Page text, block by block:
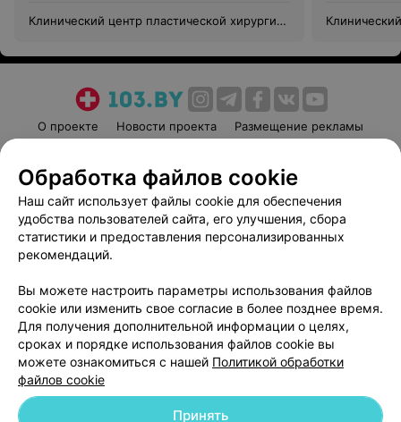
Клинический центр пластической хирургии
О проекте Новости проекта
Размещение рекламы
Пользовательское соглашение
Способы оплаты
Вакансии
Партнеры
Написать руководителю 103.by
Обработка персональных данных
Обработка файлов cookie
Наш сайт использует файлы cookie для обеспечения
удобства пользователей сайта, его улучшения, сбора
статистики и предоставления персонализированных
рекомендаций.
Вы можете настроить параметры использования файлов
cookie или изменить свое согласие в более позднее время.
Для получения дополнительной информации о целях,
сроках и порядке использования файлов cookie вы
можете ознакомиться с нашей Политикой обработки
файлов cookie
Принять